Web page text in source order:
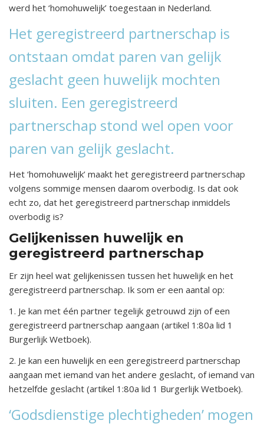
werd het ‘homohuwelijk’ toegestaan in Nederland.
Het geregistreerd partnerschap is
ontstaan omdat paren van gelijk
geslacht geen huwelijk mochten
sluiten. Een geregistreerd
partnerschap stond wel open voor
paren van gelijk geslacht.
Het ‘homohuwelijk’ maakt het geregistreerd partnerschap
volgens sommige mensen daarom overbodig. Is dat ook
echt zo, dat het geregistreerd partnerschap inmiddels
overbodig is?
Gelijkenissen huwelijk en
geregistreerd partnerschap
Er zijn heel wat gelijkenissen tussen het huwelijk en het
geregistreerd partnerschap. Ik som er een aantal op:
1. Je kan met één partner tegelijk getrouwd zijn of een
geregistreerd partnerschap aangaan (artikel 1:80a lid 1
Burgerlijk Wetboek).
2. Je kan een huwelijk en een geregistreerd partnerschap
aangaan met iemand van het andere geslacht, of iemand van
hetzelfde geslacht (artikel 1:80a lid 1 Burgerlijk Wetboek).
‘Godsdienstige plechtigheden’ mogen